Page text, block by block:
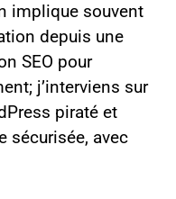
implique souvent
depuis une
SEO pour
j’interviens sur
piraté et
sécurisée, avec